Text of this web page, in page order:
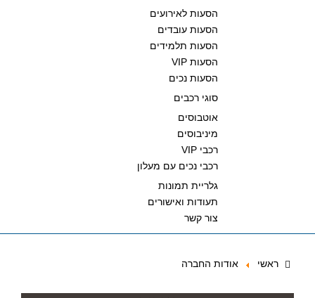
הסעות לאירועים
הסעות עובדים
הסעות תלמידים
הסעות VIP
הסעות נכים
סוגי רכבים
אוטבוסים
מיניבוסים
רכבי VIP
רכבי נכים עם מעלון
גלריית תמונות
תעודות ואישורים
צור קשר
ראשי אודות החברה